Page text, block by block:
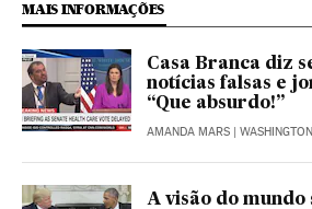
MAIS INFORMAÇÕES
Casa Branca diz
notícias falsas e
“Que absurdo!”
AMANDA MARS | WASHINGTON
A visão do mundo